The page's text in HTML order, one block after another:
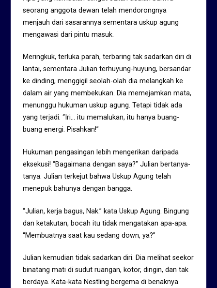
seorang anggota dewan telah mendorongnya
menjauh dari sasarannya sementara uskup agung
mengawasi dari pintu masuk.
Meringkuk, terluka parah, terbaring tak sadarkan diri di
lantai, sementara Julian terhuyung-huyung, bersandar
ke dinding, menggigil seolah-olah dia melangkah ke
dalam air yang membekukan. Dia memejamkan mata,
menunggu hukuman uskup agung. Tetapi tidak ada
yang terjadi. “Iri… itu memalukan, itu hanya buang-
buang energi. Pisahkan!”
Hukuman pengasingan lebih mengerikan daripada
eksekusi! “Bagaimana dengan saya?” Julian bertanya-
tanya. Julian terkejut bahwa Uskup Agung telah
menepuk bahunya dengan bangga.
“Julian, kerja bagus, Nak.” kata Uskup Agung. Bingung
dan ketakutan, bocah itu tidak mengatakan apa-apa.
“Membuatnya saat kau sedang down, ya?”
Julian kemudian tidak sadarkan diri. Dia melihat seekor
binatang mati di sudut ruangan, kotor, dingin, dan tak
berdaya. Kata-kata Nestling bergema di benaknya.